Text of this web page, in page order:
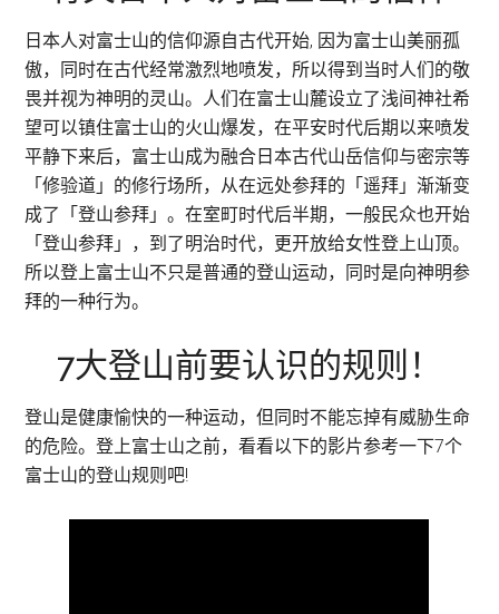
日本人对富士山的信仰源自古代开始, 因为富士山美丽孤
傲，同时在古代经常激烈地喷发，所以得到当时人们的敬
畏并视为神明的灵山。人们在富士山麓设立了浅间神社希
望可以镇住富士山的火山爆发，在平安时代后期以来喷发
平静下来后，富士山成为融合日本古代山岳信仰与密宗等
「修验道」的修行场所，从在远处参拜的「遥拜」渐渐变
成了「登山参拜」。在室町时代后半期，一般民众也开始
「登山参拜」，到了明治时代，更开放给女性登上山顶。
所以登上富士山不只是普通的登山运动，同时是向神明参
拜的一种行为。
7大登山前要认识的规则！
登山是健康愉快的一种运动，但同时不能忘掉有威胁生命
的危险。登上富士山之前，看看以下的影片参考一下7个
富士山的登山规则吧!